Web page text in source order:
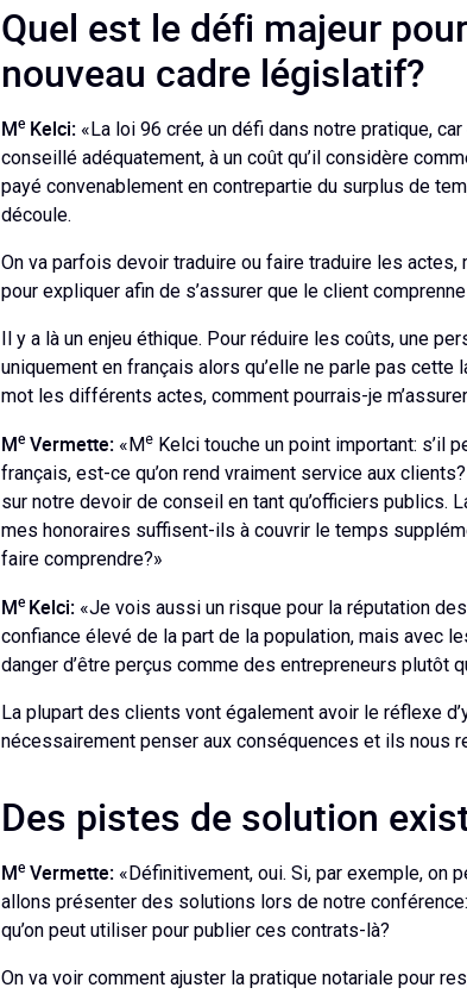
Quel est le défi majeur
nouveau cadre législatif?
Me Kelci: «La loi 96 crée un défi dans notre pratique,
conseillé adéquatement, à un coût qu’il considère
payé convenablement en contrepartie du surplus de
découle.
On va parfois devoir traduire ou faire traduire les
pour expliquer afin de s’assurer que le client
Il y a là un enjeu éthique. Pour réduire les coûts, une
uniquement en français alors qu’elle ne parle pas
mot les différents actes, comment pourrais-je
Me Vermette: «Me Kelci touche un point important: s’il
français, est-ce qu’on rend vraiment service aux
sur notre devoir de conseil en tant qu’officiers publics.
mes honoraires suffisent-ils à couvrir le temps
faire comprendre?»
Me Kelci: «Je vois aussi un risque pour la réputation
confiance élevé de la part de la population, mais avec
danger d’être perçus comme des entrepreneurs plutôt
La plupart des clients vont également avoir le réflexe
nécessairement penser aux conséquences et ils nous
Des pistes de solution
Me Vermette: «Définitivement, oui. Si, par exemple, on
allons présenter des solutions lors de notre
qu’on peut utiliser pour publier ces contrats-là?
On va voir comment ajuster la pratique notariale pour